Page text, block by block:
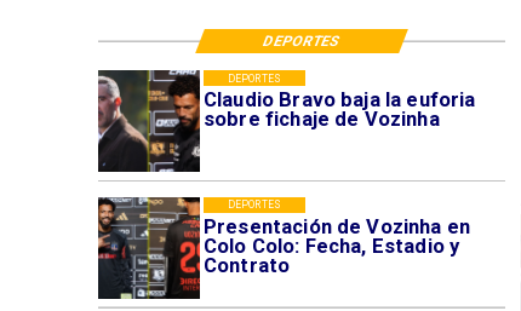
Claudio Bravo baja la euforia
sobre fichaje de Vozinha
DEPORTES
Presentación de Vozinha en
Colo Colo: Fecha, Estadio y
Contrato
DEPORTES
DEPORTES